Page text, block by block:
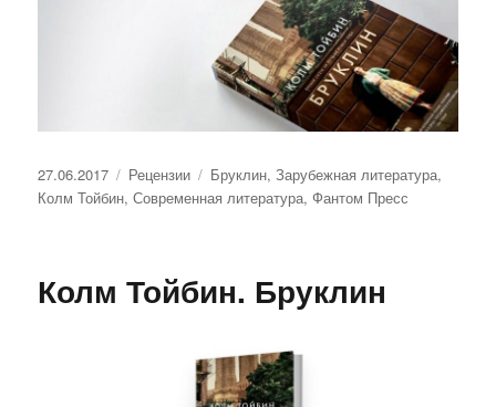
Опубликовано
27.06.2017 Рубрики
Рецензии Метки
Бруклин,Зарубежная литература,
Колм Тойбин,Современная литература,Фантом Пресс
Колм Тойбин. Бруклин